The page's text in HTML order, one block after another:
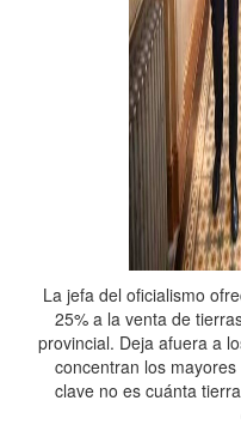
La jefa del oficialismo
25% a la venta de
provincial. Deja afuera a
concentran los
clave no es cuánta